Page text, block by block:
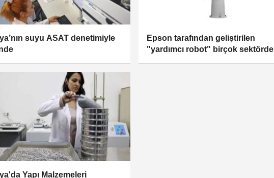
suyu ASAT denetimiyle
Epson tarafından geliştirilen
"yardımcı robot" birçok sektörde
Yapı Malzemeleri